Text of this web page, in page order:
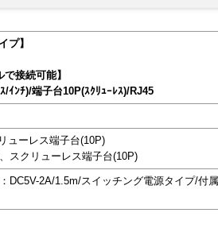
プ】
接続可能】
ｲﾝﾁ)/端子台10P(ｽｸﾘｭｰﾚｽ)/RJ45
ューレス端子台(10P)
スクリューレス端子台(10P)
DC5V-2A/1.5m/スイッチング電源タイプ/付